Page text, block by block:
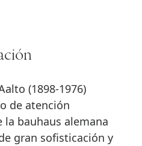
(1898-1976)
de atención
bauhaus alemana
gran sofisticación y